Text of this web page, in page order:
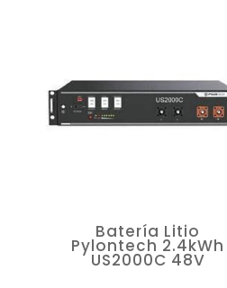
Batería Litio
Pylontech 2.4kWh
US2000C 48V